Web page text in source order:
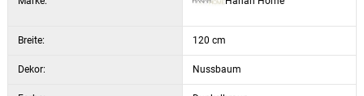
Breite: 120 cm
Dekor: Nussbaum